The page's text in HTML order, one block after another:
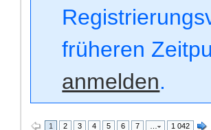
früheren
anmelden.
1 2 3 4 5 6 7 … 1 042